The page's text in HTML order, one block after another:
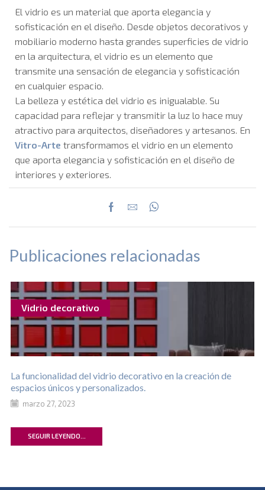
El vidrio es un material que aporta elegancia y
sofisticación en el diseño. Desde objetos decorativos y
mobiliario moderno hasta grandes superficies de vidrio
en la arquitectura, el vidrio es un elemento que
transmite una sensación de elegancia y sofisticación
en cualquier espacio.
La belleza y estética del vidrio es inigualable. Su
capacidad para reflejar y transmitir la luz lo hace muy
atractivo para arquitectos, diseñadores y artesanos. En
Vitro-Arte transformamos el vidrio en un elemento
que aporta elegancia y sofisticación en el diseño de
interiores y exteriores.
Publicaciones relacionadas
Vidrio decorativo
La funcionalidad del vidrio decorativo en la creación de
espacios únicos y personalizados.
marzo 27, 2023
SEGUIR LEYENDO...